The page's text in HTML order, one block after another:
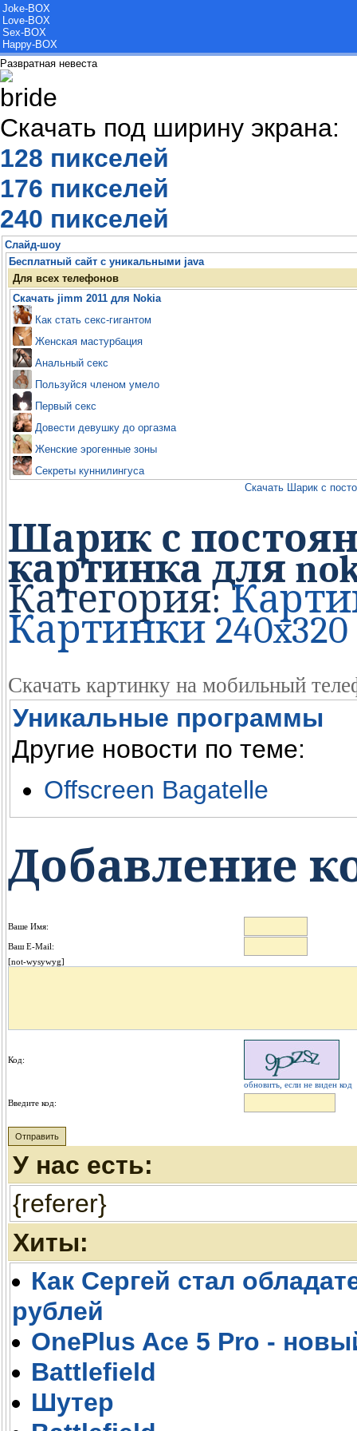
Joke-BOX
Love-BOX
Sex-BOX
Happy-BOX
Развратная невеста
Скачать под ширину экрана:
128 пикселей
176 пикселей
240 пикселей
Слайд-шоу
Бесплатный сайт с уникальными java
Для всех телефонов
Скачать jimm 2011 для Nokia
Как стать секс-гигантом
Женская мастурбация
Анальный секс
Пользуйся членом умело
Первый секс
Довести девушку до оргазма
Женские эрогенные зоны
Секреты куннилингуса
Скачать Шарик с
Шарик с
картинка для
Категория:
Картинки 240x320
Скачать картинку на мобильный
Уникальные программы
Другие новости по теме:
Offscreen Bagatelle
Добавление
Ваше Имя:
Ваш E-Mail:
[not-wysywyg]
Код:
обновить, если не виден код
Введите код:
У нас есть:
{referer}
Хиты:
Как Сергей стал
рублей
OnePlus Ace 5 Pro -
Battlefield
Шутер